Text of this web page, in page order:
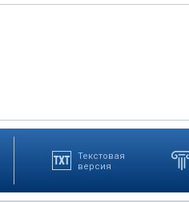
Текстовая
версия